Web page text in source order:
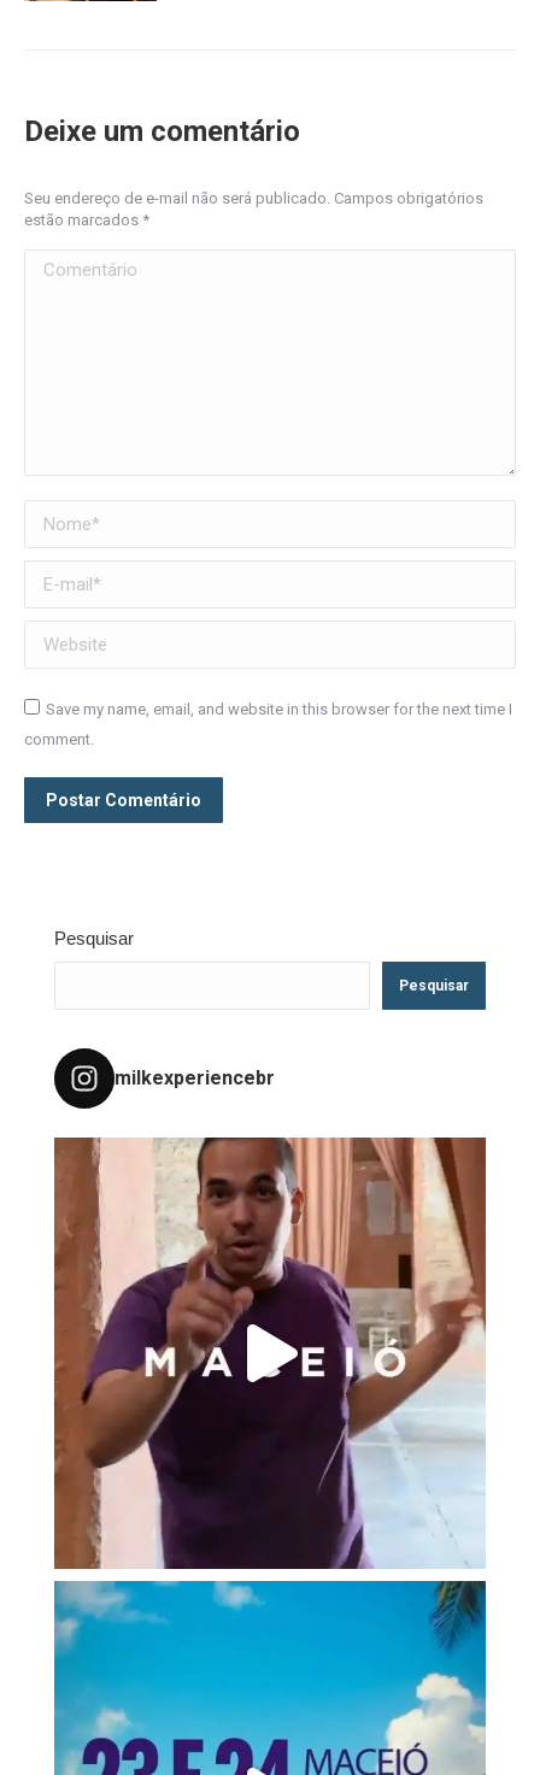
Deixe um comentário
Seu endereço de e-mail não será publicado. Campos obrigatórios
estão marcados *
Comentário
Nome *
E-mail *
Website
Save my name, email, and website in this browser for the next time I
comment.
Postar Comentário
Pesquisar
Pesquisar
milkexperiencebr